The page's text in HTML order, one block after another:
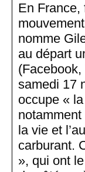
En France,
nomme
au départ
(Facebook,
samedi 17
occupe «
la vie et
carburant.
», qui ont